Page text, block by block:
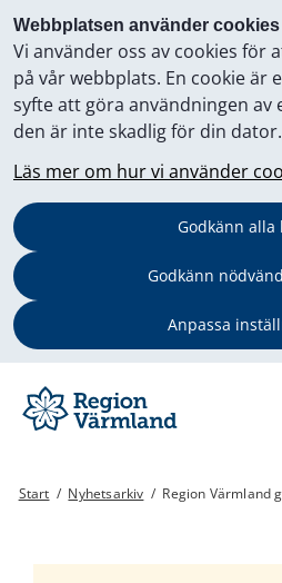
Webbplatsen använder cookies
Vi använder oss av cookies för
på vår webbplats. En cookie är
syfte att göra användningen av
den är inte skadlig för din dator.
Läs mer om hur vi använder
Godkänn alla
Godkänn
Anpassa
Start / Nyhetsarkiv / Region Värmland